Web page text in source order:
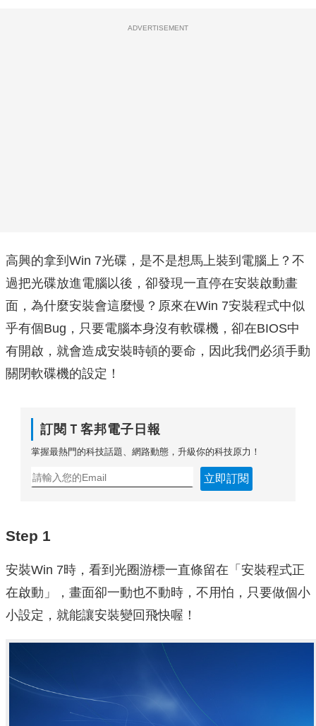
ADVERTISEMENT
高興的拿到Win 7光碟，是不是想馬上裝到電腦上？不
過把光碟放進電腦以後，卻發現一直停在安裝啟動畫
面，為什麼安裝會這麼慢？原來在Win 7安裝程式中似
乎有個Bug，只要電腦本身沒有軟碟機，卻在BIOS中
有開啟，就會造成安裝時頓的要命，因此我們必須手動
關閉軟碟機的設定！
訂閱Ｔ客邦電子日報
掌握最熱門的科技話題、網路動態，升級你的科技原力！
立即訂閱
Step 1
安裝Win 7時，看到光圈游標一直條留在「安裝程式正
在啟動」，畫面卻一動也不動時，不用怕，只要做個小
小設定，就能讓安裝變回飛快喔！